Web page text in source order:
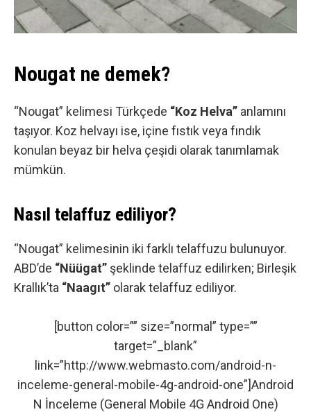
Nougat ne demek?
“Nougat” kelimesi Türkçede “Koz Helva” anlamını
taşıyor. Koz helvayı ise, içine fıstık veya fındık
konulan beyaz bir helva çeşidi olarak tanımlamak
mümkün.
Nasıl telaffuz ediliyor?
“Nougat” kelimesinin iki farklı telaffuzu bulunuyor.
ABD’de “Nüügat” şeklinde telaffuz edilirken; Birleşik
Krallık’ta “Naagıt” olarak telaffuz ediliyor.
[button color=”” size=”normal” type=””
target=”_blank”
link=”http://www.webmasto.com/android-n-
inceleme-general-mobile-4g-android-one”]Android
N İnceleme (General Mobile 4G Android One)